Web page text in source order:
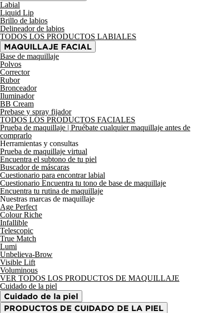
Labial
Liquid Lip
Brillo de labios
Delineador de labios
TODOS LOS PRODUCTOS LABIALES
MAQUILLAJE FACIAL
Base de maquillaje
Polvos
Corrector
Rubor
Bronceador
Iluminador
BB Cream
Prebase y spray fijador
TODOS LOS PRODUCTOS FACIALES
Prueba de maquillaje | Pruébate cualquier maquillaje antes de
comprarlo
Herramientas y consultas
Prueba de maquillaje virtual
Encuentra el subtono de tu piel
Buscador de máscaras
Cuestionario para encontrar labial
Cuestionario Encuentra tu tono de base de maquillaje
Encuentra tu rutina de maquillaje
Nuestras marcas de maquillaje
Age Perfect
Colour Riche
Infallible
Telescopic
True Match
Lumi
Unbelieva-Brow
Visible Lift
Voluminous
VER TODOS LOS PRODUCTOS DE MAQUILLAJE
Cuidado de la piel
Cuidado de la piel
PRODUCTOS DE CUIDADO DE LA PIEL